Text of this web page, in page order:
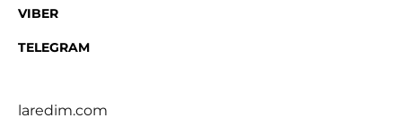
VIBER
TELEGRAM
laredim.com